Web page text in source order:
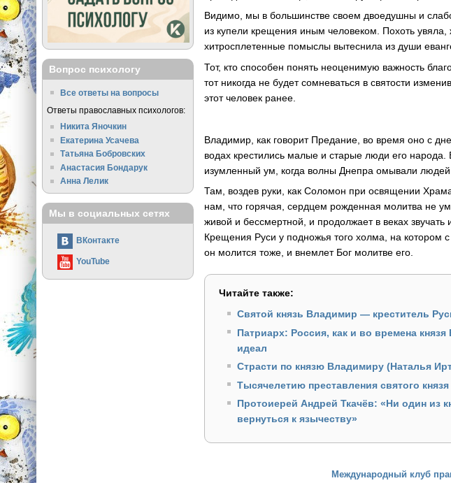
Видимо, мы в большинстве своем двоедушны и
из купели крещения иным человеком. Похоть
хитросплетенные помыслы вытеснила из души
Тот, кто способен понять неоценимую важность
тот никогда не будет сомневаться в святости
этот человек ранее.
Владимир, как говорит Предание, во время оно с
водах крестились малые и старые люди его
изумленный ум, когда волны Днепра омывали
Там, воздев руки, как Соломон при освящении
нам, что горячая, сердцем рожденная молитва не
живой и бессмертной, и продолжает в веках
Крещения Руси у подножья того холма, на котором
он молится тоже, и внемлет Бог молитве его.
Читайте также:
Святой князь Владимир — креститель
Патриарх: Россия, как и во времена
идеал
Страсти по князю Владимиру (Наталья
Тысячелетию преставления святого
Протоиерей Андрей Ткачёв: «Ни один из
вернуться к язычеству»
Международный клуб
Вопрос психологу
Все ответы на вопросы
Ответы православных психологов:
Никита Яночкин
Екатерина Усачева
Татьяна Бобровских
Анастасия Бондарук
Анна Лелик
Мы в социальных сетях
ВКонтакте
YouTube